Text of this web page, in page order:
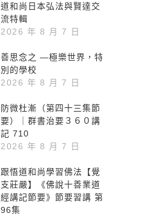
道和尚日本弘法與賢達交
流特輯
2026 年 8 月 7 日
善思念之 —極樂世界，特
別的學校
2026 年 8 月 7 日
防微杜漸（第四十三集節
要）｜群書治要３６０講
記 710
2026 年 8 月 7 日
跟悟道和尚學習佛法【覺
支莊嚴】《佛說十善業道
經講記節要》節要習講 第
96集